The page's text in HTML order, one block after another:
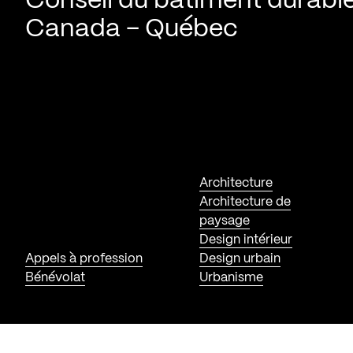
Canada – Québec
Appels à profession
Bénévolat
Architecture
Architecture de
paysage
Design intérieur
Design urbain
Urbanisme